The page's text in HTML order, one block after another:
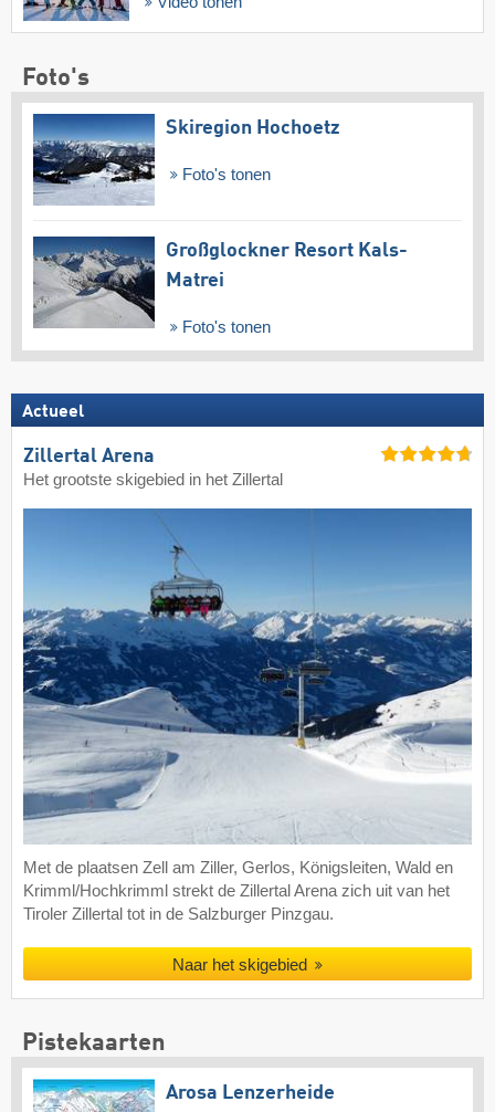
Foto's
Skiregion Hochoetz
Foto's tonen
Großglockner Resort Kals-
Matrei
Foto's tonen
Actueel
Zillertal Arena
Het grootste skigebied in het Zillertal
Met de plaatsen Zell am Ziller, Gerlos, Königsleiten, Wald en
Krimml/Hochkrimml strekt de Zillertal Arena zich uit van het
Tiroler Zillertal tot in de Salzburger Pinzgau.
Naar het skigebied
Pistekaarten
Arosa Lenzerheide